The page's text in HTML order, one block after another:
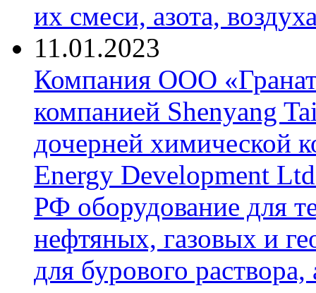
их смеси, азота,
11.01.2023
Компания ООО
компанией Shenyang
дочерней химической
Energy Development
РФ оборудование для
нефтяных, газовых и
для бурового